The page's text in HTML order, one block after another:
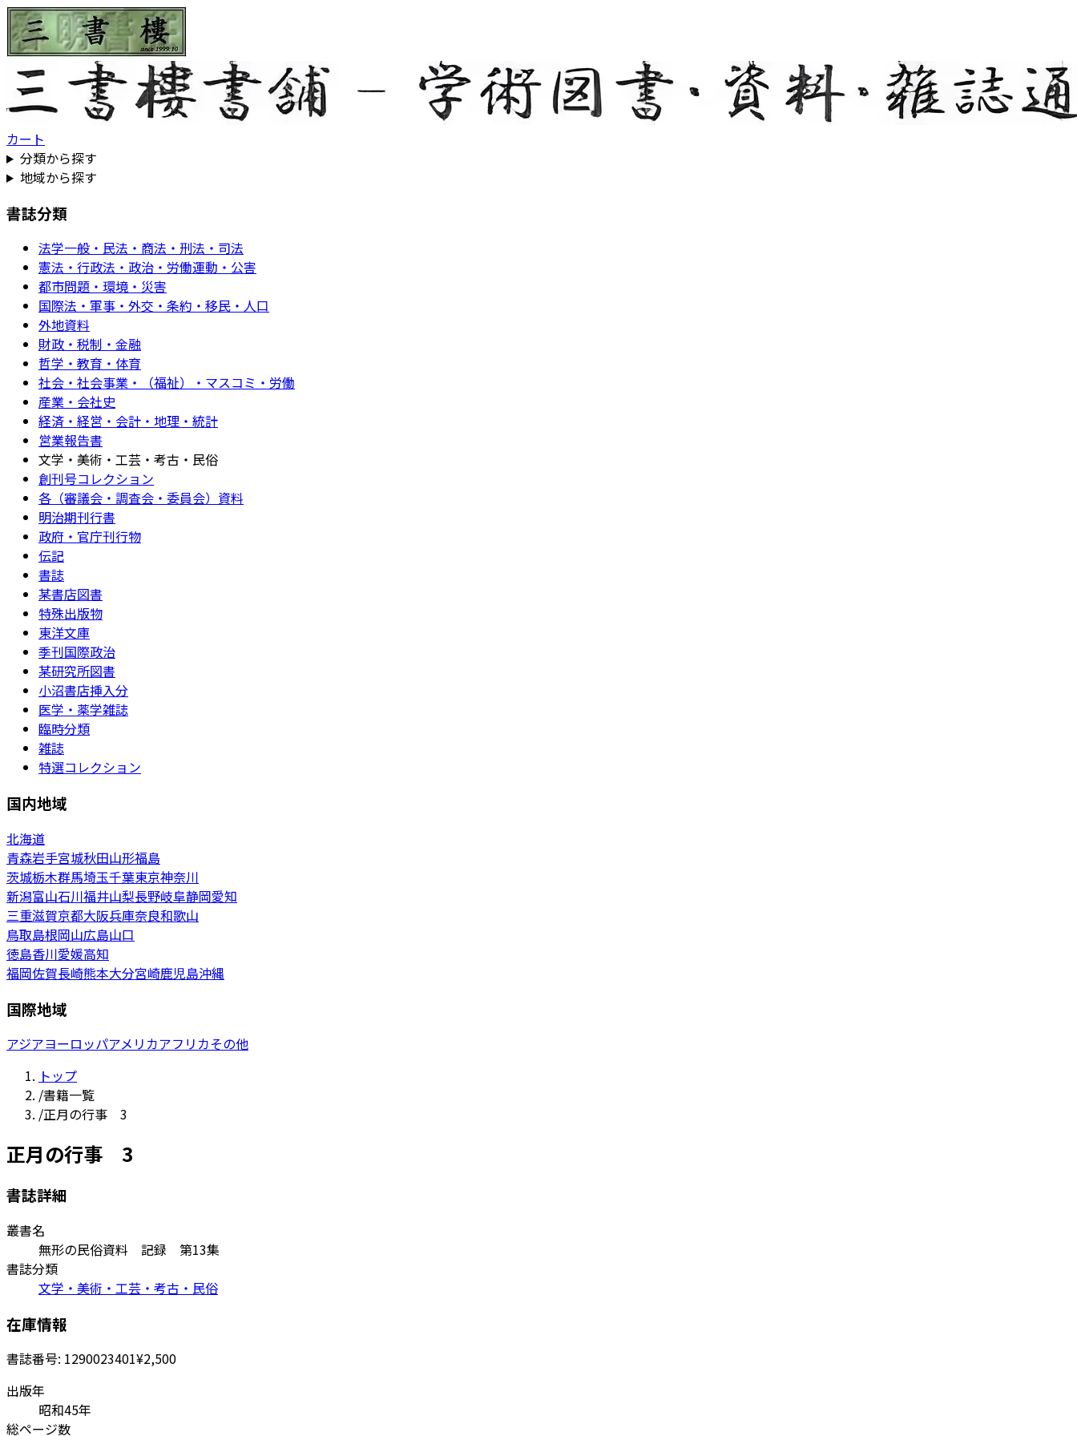
カート
分類から探す
地域から探す
書誌分類
法学一般・民法・商法・刑法・司法
憲法・行政法・政治・労働運動・公害
都市問題・環境・災害
国際法・軍事・外交・条約・移民・人口
外地資料
財政・税制・金融
哲学・教育・体育
社会・社会事業・（福祉）・マスコミ・労働
産業・会社史
経済・経営・会計・地理・統計
営業報告書
文学・美術・工芸・考古・民俗
創刊号コレクション
各（審議会・調査会・委員会）資料
明治期刊行書
政府・官庁刊行物
伝記
書誌
某書店図書
特殊出版物
東洋文庫
季刊国際政治
某研究所図書
小沼書店挿入分
医学・薬学雑誌
臨時分類
雑誌
特選コレクション
国内地域
北海道
青森岩手宮城秋田山形福島
茨城栃木群馬埼玉千葉東京神奈川
新潟富山石川福井山梨長野岐阜静岡愛知
三重滋賀京都大阪兵庫奈良和歌山
鳥取島根岡山広島山口
徳島香川愛媛高知
福岡佐賀長崎熊本大分宮崎鹿児島沖縄
国際地域
アジアヨーロッパアメリカアフリカその他
トップ
/書籍一覧
/正月の行事 3
正月の行事 3
書誌詳細
叢書名
無形の民俗資料 記録 第13集
書誌分類
文学・美術・工芸・考古・民俗
在庫情報
書誌番号: 1290023401¥2,500
出版年
昭和45年
総ページ数